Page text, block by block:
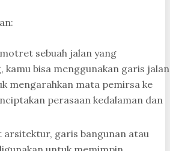
sebuah jalan yang
kamu bisa menggunakan garis jalan
mengarahkan mata pemirsa ke
perasaan kedalaman dan
garis bangunan atau